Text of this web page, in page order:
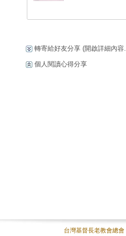
轉寄給好友分享 (開啟詳細內容
個人閱讀心得分享
台灣基督長老教會總會